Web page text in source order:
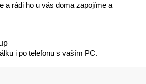
a rádi ho u vás doma zapojíme a
i po telefonu s vaším PC.